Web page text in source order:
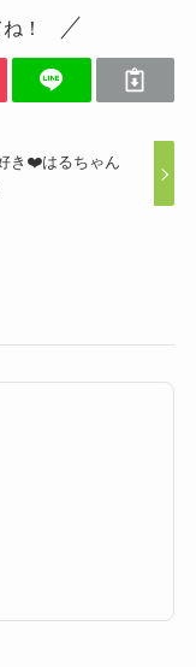
！
き❤️はるちゃん